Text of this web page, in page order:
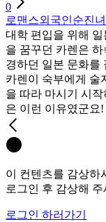
0
로맨스외국인순진녀
대학 편입을 위해
을 꿈꾸던 카렌은
경하던 일본 문화를
카렌이 숙부에게 술
을 따라 마시기 시
은 이런 이유였군요
이 컨텐츠를 감상하
로그인 후 감상해 주
로그인 하러가기